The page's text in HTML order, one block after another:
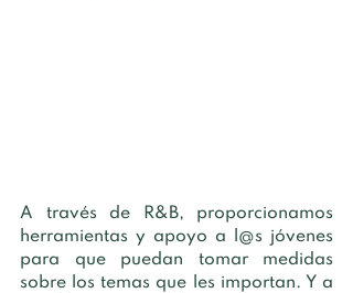
A través de R&B, proporcionamos
herramientas y apoyo a l@s jóvenes
para que puedan tomar medidas
sobre los temas que les importan. Y a